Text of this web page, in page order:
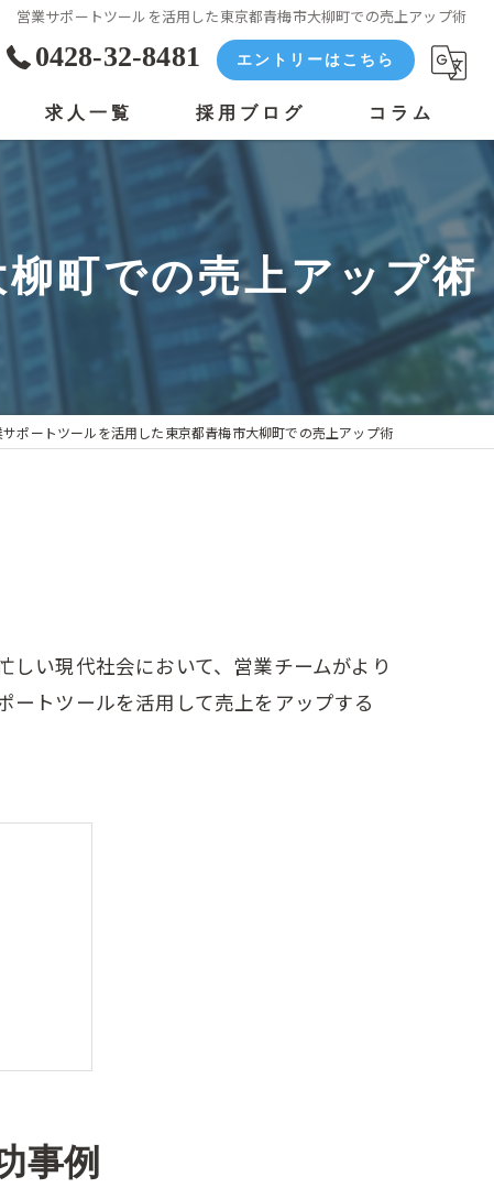
営業サポートツールを活用した東京都青梅市大柳町での売上アップ術
0428-32-8481 エントリーはこちら
求人一覧 採用ブログ コラム
町での売上アップ術
サポートツールを活用した東京都青梅市大柳町での売上アップ術
い現代社会において、営業チームがより
トツールを活用して売上をアップする
事例